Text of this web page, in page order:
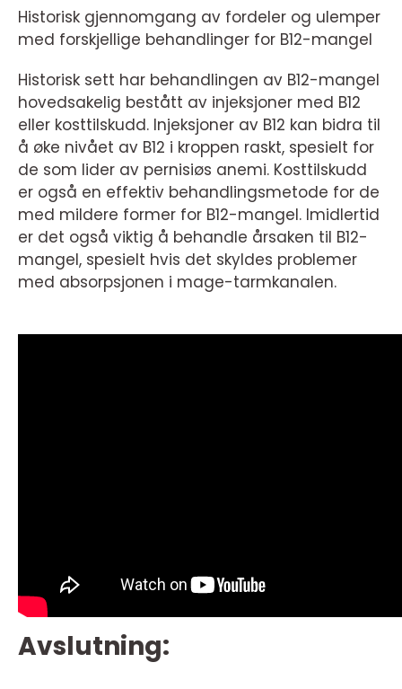
Historisk gjennomgang av fordeler og ulemper
med forskjellige behandlinger for B12-mangel
Historisk sett har behandlingen av B12-mangel
hovedsakelig bestått av injeksjoner med B12
eller kosttilskudd. Injeksjoner av B12 kan bidra til
å øke nivået av B12 i kroppen raskt, spesielt for
de som lider av pernisiøs anemi. Kosttilskudd
er også en effektiv behandlingsmetode for de
med mildere former for B12-mangel. Imidlertid
er det også viktig å behandle årsaken til B12-
mangel, spesielt hvis det skyldes problemer
med absorpsjonen i mage-tarmkanalen.
Avslutning: